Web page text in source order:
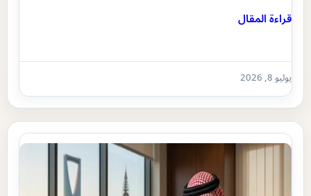
قراءة المقال
يوليو 8, 2026